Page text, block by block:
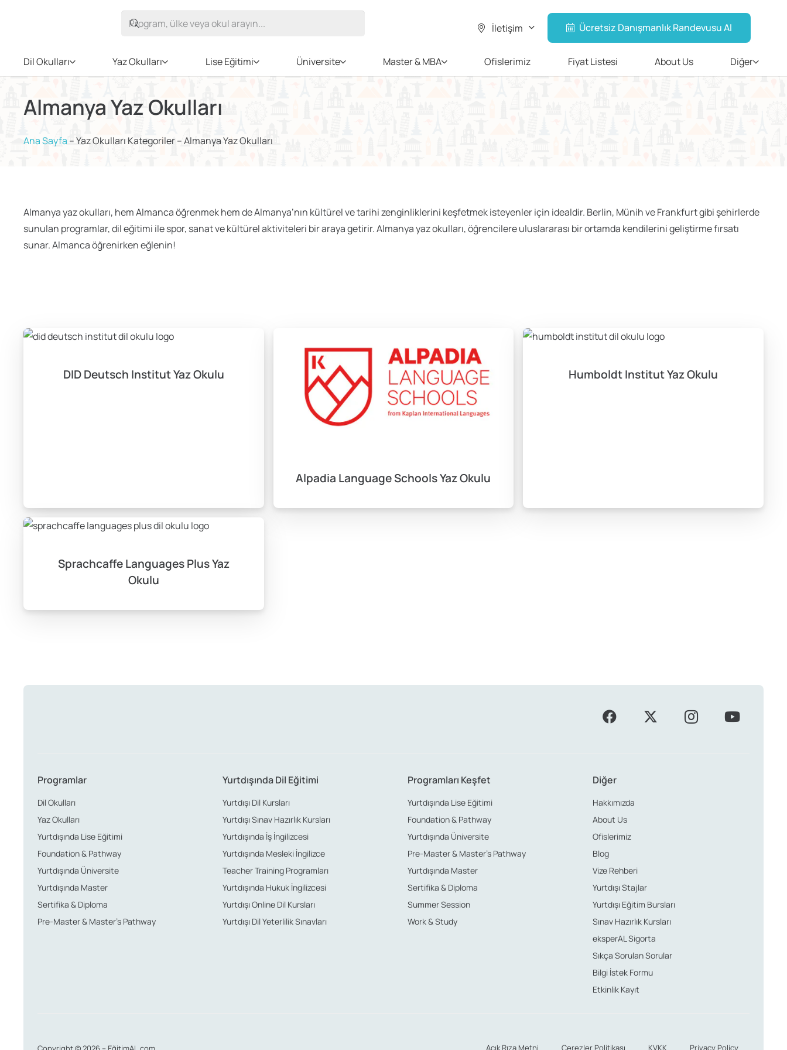
İletişim Ücretsiz Danışmanlık Randevusu Al
Dil Okulları Yaz Okulları Lise Eğitimi Üniversite Master & MBA Ofislerimiz Fiyat Listesi About Us Diğer
Almanya Yaz Okulları
Ana Sayfa –Yaz Okulları Kategoriler–Almanya Yaz Okulları
Almanya yaz okulları, hem Almanca öğrenmek hem de Almanya’nın kültürel ve tarihi zenginliklerini keşfetmek isteyenler için idealdir. Berlin, Münih ve Frankfurt gibi şehirlerde
sunulan programlar, dil eğitimi ile spor, sanat ve kültürel aktiviteleri bir araya getirir. Almanya yaz okulları, öğrencilere uluslararası bir ortamda kendilerini geliştirme fırsatı
sunar. Almanca öğrenirken eğlenin!
DID Deutsch Institut Yaz Okulu
Alpadia Language Schools Yaz Okulu
Humboldt Institut Yaz Okulu
Sprachcaffe Languages Plus Yaz
Okulu
Programlar
Dil Okulları
Yaz Okulları
Yurtdışında Lise Eğitimi
Foundation & Pathway
Yurtdışında Üniversite
Yurtdışında Master
Sertifika & Diploma
Pre-Master & Master’s Pathway
Yurtdışında Dil Eğitimi
Yurtdışı Dil Kursları
Yurtdışı Sınav Hazırlık Kursları
Yurtdışında İş İngilizcesi
Yurtdışında Mesleki İngilizce
Teacher Training Programları
Yurtdışında Hukuk İngilizcesi
Yurtdışı Online Dil Kursları
Yurtdışı Dil Yeterlilik Sınavları
Programları Keşfet
Yurtdışında Lise Eğitimi
Foundation & Pathway
Yurtdışında Üniversite
Pre-Master & Master’s Pathway
Yurtdışında Master
Sertifika & Diploma
Summer Session
Work & Study
Diğer
Hakkımızda
About Us
Ofislerimiz
Blog
Vize Rehberi
Yurtdışı Stajlar
Yurtdışı Eğitim Bursları
Sınav Hazırlık Kursları
eksperAL Sigorta
Sıkça Sorulan Sorular
Bilgi İstek Formu
Etkinlik Kayıt
Açık Rıza Metni Çerezler Politikası KVKK Privacy Policy